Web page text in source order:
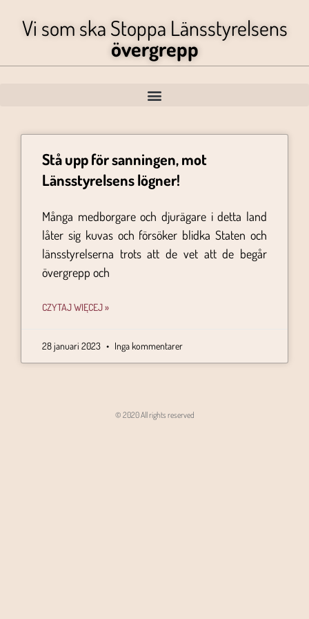
Vi som ska Stoppa Länsstyrelsens
övergrepp
Stå upp för sanningen, mot
Länsstyrelsens lögner!
Många medborgare och djurägare i detta land
låter sig kuvas och försöker blidka Staten och
länsstyrelserna trots att de vet att de begår
övergrepp och
CZYTAJ WIĘCEJ »
28 januari 2023 Inga kommentarer
© 2020 All rights reserved